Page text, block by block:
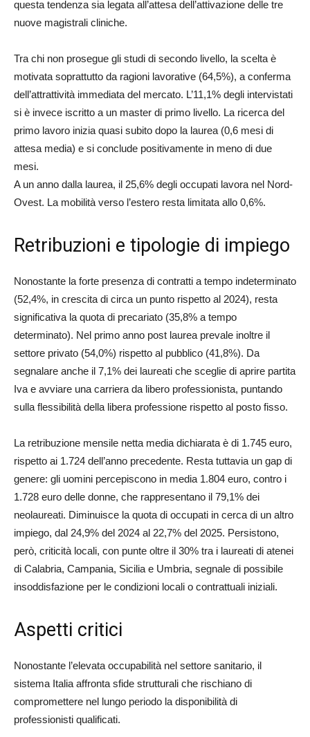
questa tendenza sia legata all’attesa dell’attivazione delle tre
nuove magistrali cliniche.
Tra chi non prosegue gli studi di secondo livello, la scelta è
motivata soprattutto da ragioni lavorative (64,5%), a conferma
dell’attrattività immediata del mercato. L’11,1% degli intervistati
si è invece iscritto a un master di primo livello. La ricerca del
primo lavoro inizia quasi subito dopo la laurea (0,6 mesi di
attesa media) e si conclude positivamente in meno di due
mesi.
A un anno dalla laurea, il 25,6% degli occupati lavora nel Nord-
Ovest. La mobilità verso l’estero resta limitata allo 0,6%.
Retribuzioni e tipologie di impiego
Nonostante la forte presenza di contratti a tempo indeterminato
(52,4%, in crescita di circa un punto rispetto al 2024), resta
significativa la quota di precariato (35,8% a tempo
determinato). Nel primo anno post laurea prevale inoltre il
settore privato (54,0%) rispetto al pubblico (41,8%). Da
segnalare anche il 7,1% dei laureati che sceglie di aprire partita
Iva e avviare una carriera da libero professionista, puntando
sulla flessibilità della libera professione rispetto al posto fisso.
La retribuzione mensile netta media dichiarata è di 1.745 euro,
rispetto ai 1.724 dell’anno precedente. Resta tuttavia un gap di
genere: gli uomini percepiscono in media 1.804 euro, contro i
1.728 euro delle donne, che rappresentano il 79,1% dei
neolaureati. Diminuisce la quota di occupati in cerca di un altro
impiego, dal 24,9% del 2024 al 22,7% del 2025. Persistono,
però, criticità locali, con punte oltre il 30% tra i laureati di atenei
di Calabria, Campania, Sicilia e Umbria, segnale di possibile
insoddisfazione per le condizioni locali o contrattuali iniziali.
Aspetti critici
Nonostante l’elevata occupabilità nel settore sanitario, il
sistema Italia affronta sfide strutturali che rischiano di
compromettere nel lungo periodo la disponibilità di
professionisti qualificati.